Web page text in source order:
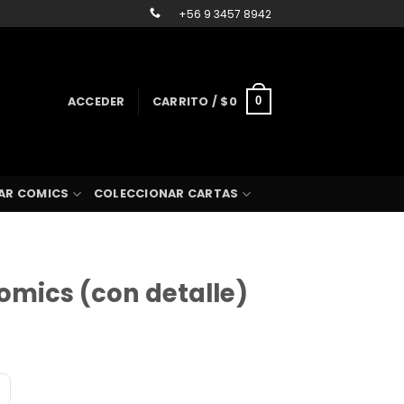
+56 9 3457 8942
ACCEDER CARRITO / $0 0
COMICS COLECCIONAR CARTAS
(con detalle)